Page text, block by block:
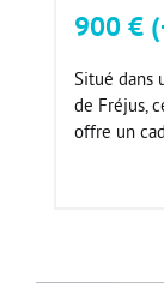
900 €
Situé dans
de Fréjus,
offre un